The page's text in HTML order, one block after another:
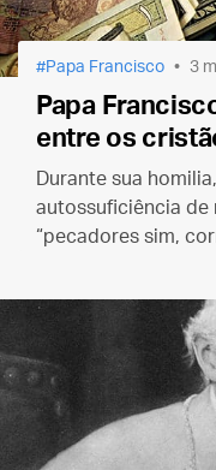
Papa Francisco 3
Papa
entre os
Durante sua
autossuficiência de
“pecadores sim,